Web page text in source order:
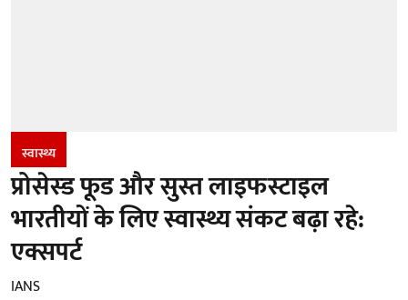
स्वास्थ्य
प्रोसेस्ड फूड और सुस्त लाइफस्टाइल
भारतीयों के लिए स्वास्थ्य संकट बढ़ा रहे:
एक्सपर्ट
IANS